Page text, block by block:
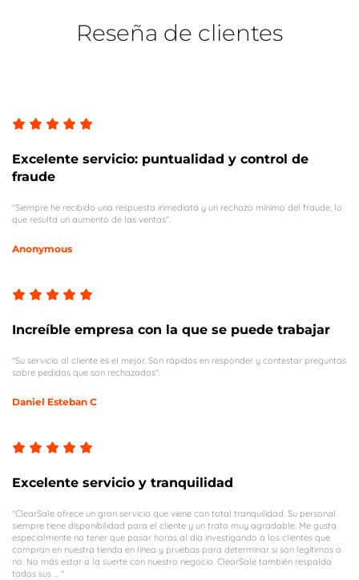
Reseña de clientes
Excelente servicio: puntualidad y control de
fraude
"Siempre he recibido una respuesta inmediata y un rechazo mínimo del fraude, lo
que resulta un aumento de las ventas".
Anonymous
Increíble empresa con la que se puede trabajar
"Su servicio al cliente es el mejor. Son rápidos en responder y contestar preguntas
sobre pedidos que son rechazados".
Daniel Esteban C
Excelente servicio y tranquilidad
"ClearSale ofrece un gran servicio que viene con total tranquilidad. Su personal
siempre tiene disponibilidad para el cliente y un trato muy agradable. Me gusta
especialmente no tener que pasar horas al día investigando a los clientes que
compran en nuestra tienda en línea y pruebas para determinar si son legítimos o
no. No más estar a la suerte con nuestro negocio. ClearSale también respalda
todos sus ... "